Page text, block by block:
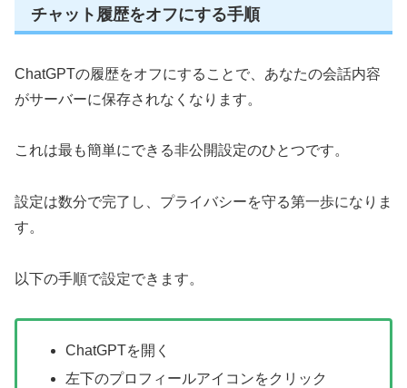
チャット履歴をオフにする手順
ChatGPTの履歴をオフにすることで、あなたの会話内容
がサーバーに保存されなくなります。
これは最も簡単にできる非公開設定のひとつです。
設定は数分で完了し、プライバシーを守る第一歩になりま
す。
以下の手順で設定できます。
ChatGPTを開く
左下のプロフィールアイコンをクリック